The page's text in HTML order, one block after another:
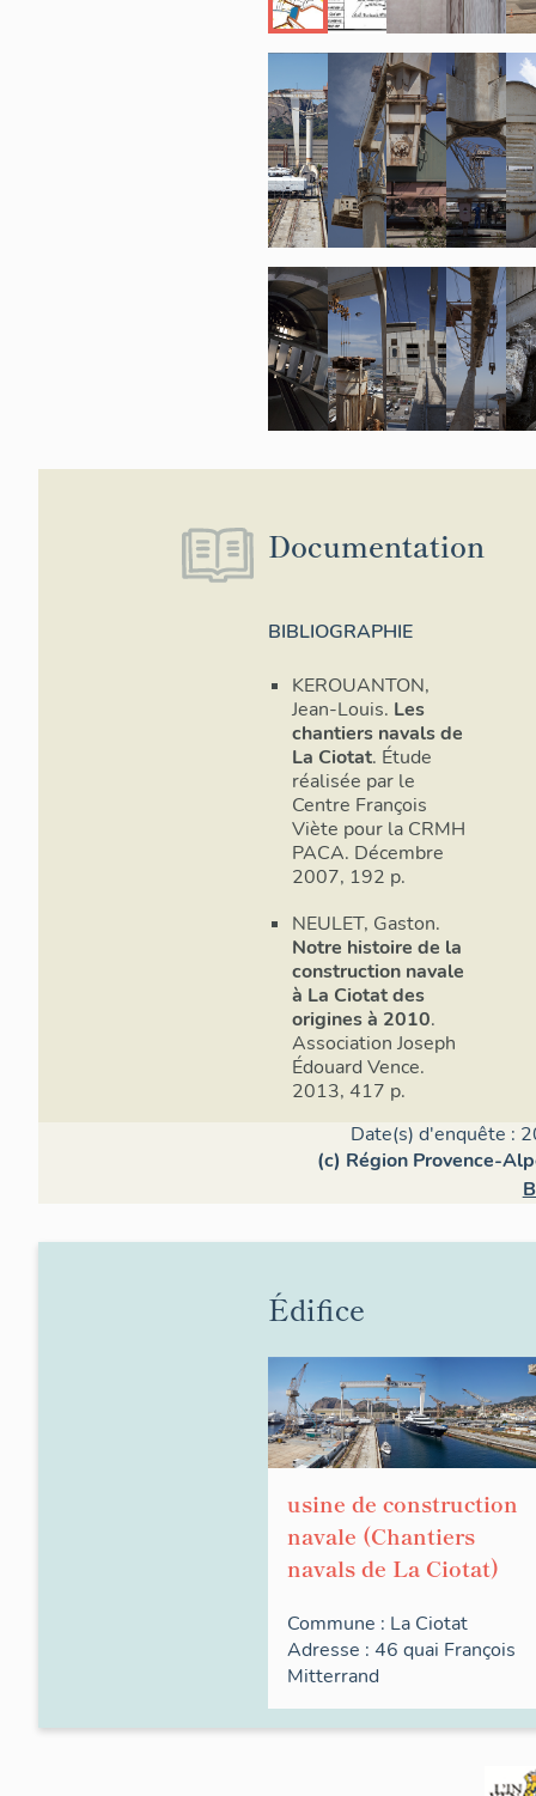
Documentation
BIBLIOGRAPHIE
KEROUANTON,
Jean-Louis. Les
chantiers navals de
La Ciotat. Étude
réalisée par le
Centre François
Viète pour la CRMH
PACA. Décembre
2007, 192 p.
NEULET, Gaston.
Notre histoire de la
construction navale
à La Ciotat des
origines à 2010.
Association Joseph
Édouard Vence.
2013, 417 p.
Date(s) d'enquête :
(c) Région Provence-
Édifice
usine de construction
navale (Chantiers
navals de La Ciotat)
Commune : La Ciotat
Adresse : 46 quai François
Mitterrand